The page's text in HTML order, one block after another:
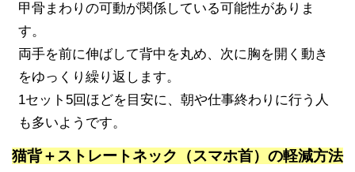
甲骨まわりの可動が関係している可能性がありま
す。
両手を前に伸ばして背中を丸め、次に胸を開く動き
をゆっくり繰り返します。
1セット5回ほどを目安に、朝や仕事終わりに行う人
も多いようです。
猫背＋ストレートネック（スマホ首）の軽減方法